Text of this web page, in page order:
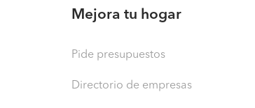
Mejora tu hogar
Pide presupuestos
Directorio de empresas